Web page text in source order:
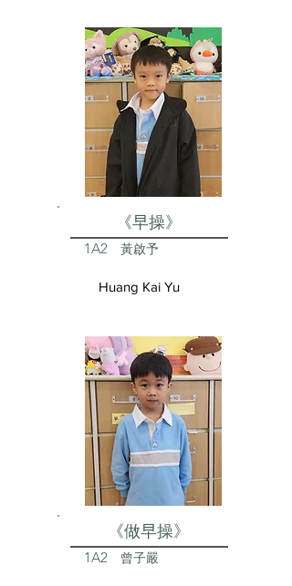
《早操》
1A2 黃啟予
Huang Kai Yu
《做早操》
1A2 曾子嚴